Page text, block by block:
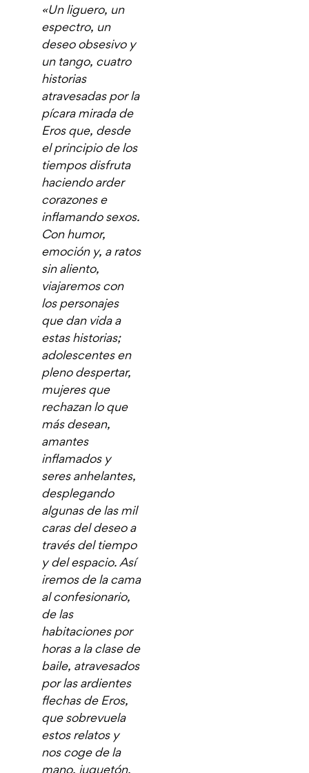
«Un liguero, un
espectro, un
deseo obsesivo y
un tango, cuatro
historias
atravesadas por la
pícara mirada de
Eros que, desde
el principio de los
tiempos disfruta
haciendo arder
corazones e
inflamando sexos.
Con humor,
emoción y, a ratos
sin aliento,
viajaremos con
los personajes
que dan vida a
estas historias;
adolescentes en
pleno despertar,
mujeres que
rechazan lo que
más desean,
amantes
inflamados y
seres anhelantes,
desplegando
algunas de las mil
caras del deseo a
través del tiempo
y del espacio. Así
iremos de la cama
al confesionario,
de las
habitaciones por
horas a la clase de
baile, atravesados
por las ardientes
flechas de Eros,
que sobrevuela
estos relatos y
nos coge de la
mano, juguetón,